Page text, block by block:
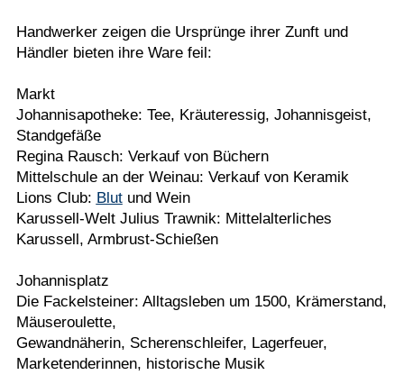
Handwerker zeigen die Ursprünge ihrer Zunft und
Händler bieten ihre Ware feil:
Markt
Johannisapotheke: Tee, Kräuteressig, Johannisgeist,
Standgefäße
Regina Rausch: Verkauf von Büchern
Mittelschule an der Weinau: Verkauf von Keramik
Lions Club: Blutund Wein
Karussell-Welt Julius Trawnik: Mittelalterliches
Karussell, Armbrust-Schießen
Johannisplatz
Die Fackelsteiner: Alltagsleben um 1500, Krämerstand,
Mäuseroulette,
Gewandnäherin, Scherenschleifer, Lagerfeuer,
Marketenderinnen, historische Musik